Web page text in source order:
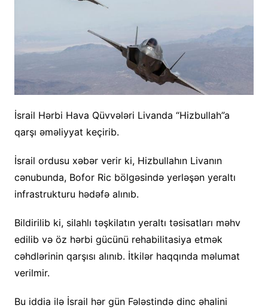
İsrail Hərbi Hava Qüvvələri Livanda “Hizbullah”a
qarşı əməliyyat keçirib.
İsrail ordusu xəbər verir ki, Hizbullahın Livanın
cənubunda, Bofor Ric bölgəsində yerləşən yeraltı
infrastrukturu hədəfə alınıb.
Bildirilib ki, silahlı təşkilatın yeraltı təsisatları məhv
edilib və öz hərbi gücünü rehabilitasiya etmək
cəhdlərinin qarşısı alınıb. İtkilər haqqında məlumat
verilmir.
Bu iddia ilə İsrail hər gün Fələstində dinc əhalini